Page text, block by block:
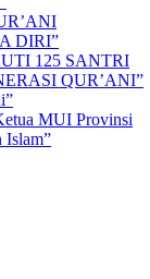
DIRI”
125 SANTRI
QUR’ANI”
MUI Provinsi
Islam”